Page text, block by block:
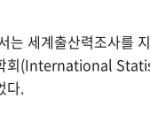
는 세계출산력조사를
회(International
다.